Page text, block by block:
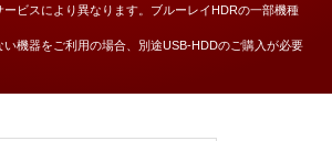
ビスにより異なります。ブルーレイHDRの一部機種
機器をご利用の場合、別途USB-HDDのご購入が必要